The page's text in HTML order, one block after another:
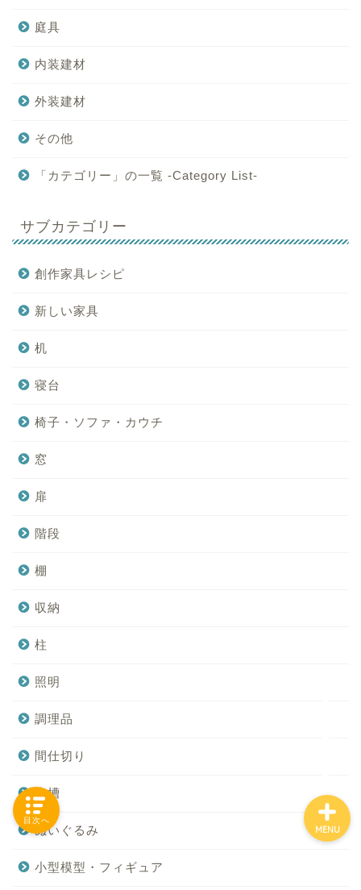
庭具
内装建材
外装建材
その他
「カテゴリー」の一覧 -Category List-
サブカテゴリー
創作家具レシピ
新しい家具
机
寝台
椅子・ソファ・カウチ
窓
扉
階段
棚
収納
柱
照明
調理品
間仕切り
水槽
ぬいぐるみ
小型模型・フィギュア
MENU
目次へ